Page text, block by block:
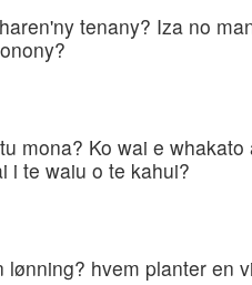
tenany? Iza no
mona? Ko wai e
i te waiu o te kahui?
hvem planter